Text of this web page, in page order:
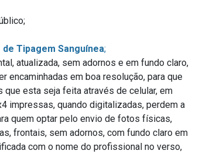
Tipagem Sanguínea;
atualizada, sem adornos e em fundo claro,
encaminhadas em boa resolução, para que
esta seja feita através de celular, em
impressas, quando digitalizadas, perdem a
quem optar pelo envio de fotos físicas,
frontais, sem adornos, com fundo claro em
com o nome do profissional no verso,